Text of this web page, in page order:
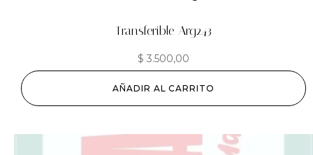
Transferible Arg243
$ 3.500,00
AÑADIR AL CARRITO